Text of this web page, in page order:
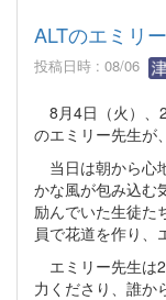
ALTのエミリ
投稿日時 : 08/06
8月4日（火）、
のエミリー先生が
当日は朝から心
かな風が包み込む
励んでいた生徒た
員で花道を作り、
エミリー先生は
力くださり、誰か